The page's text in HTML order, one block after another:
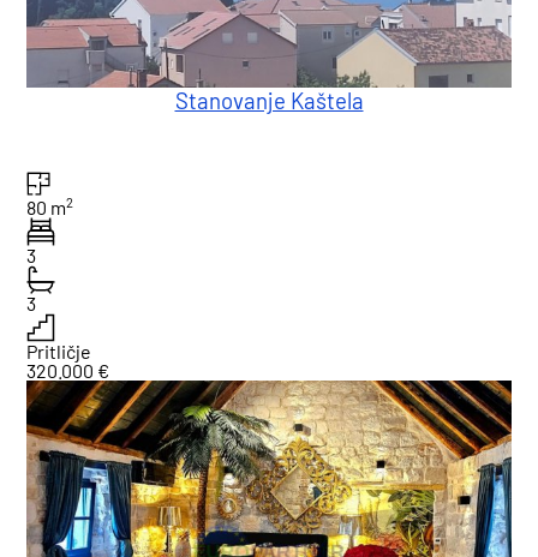
Stanovanje Kaštela
80 m2
3
3
Pritličje
320.000 €